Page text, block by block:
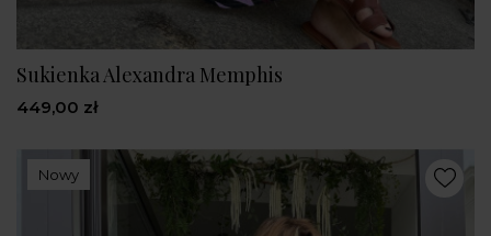
Sukienka Alexandra Memphis
449,00 zł
Nowy